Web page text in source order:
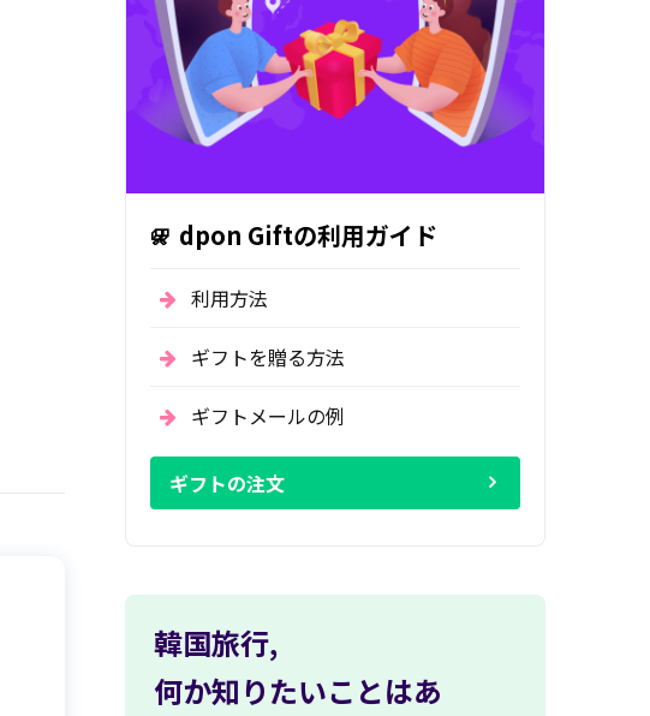
dpon Giftの利用ガイド
利用方法
ギフトを贈る方法
ギフトメールの例
ギフトの注文
韓国旅行,
何か知りたいことはあ